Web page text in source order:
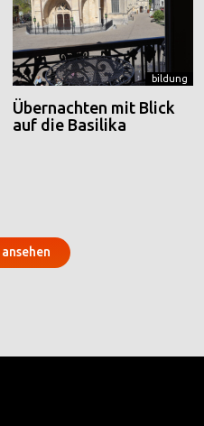
bildung
Übernachten mit Blick
auf die Basilika